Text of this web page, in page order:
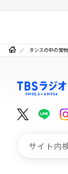
タンスの中の宝